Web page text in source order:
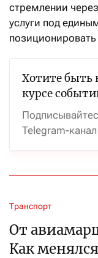
стремлении
услуги под
Хотите быть
курсе
Telegram-канал
Транспорт
От
Как